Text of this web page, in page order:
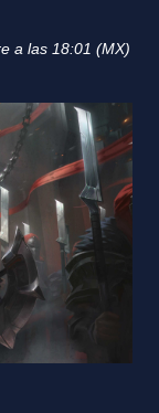
a las 18:01 (MX)